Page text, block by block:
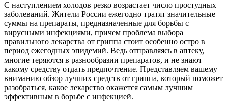
С наступлением холодов резко возрастает число простудных
заболеваний. Жители России ежегодно тратят значительные
суммы на препараты, предназначенные для борьбы с
вирусными инфекциями, причем проблема выбора
правильного лекарства от гриппа стоит особенно остро в
период ежегодных эпидемий. Ведь отправляясь в аптеку,
многие теряются в разнообразии препаратов, и не знают
какому средству отдать предпочтение. Представляем вашему
вниманию обзор лучших средств от гриппа, который поможет
разобраться, какое лекарство окажется самым лучшим
эффективным в борьбе с инфекцией.